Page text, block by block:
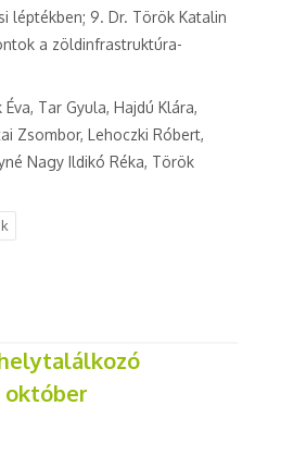
léptékben; 9. Dr. Török Katalin
a zöldinfrastruktúra-
Tar Gyula, Hajdú Klára,
Zsombor, Lehoczki Róbert,
Nagy Ildikó Réka, Török
október